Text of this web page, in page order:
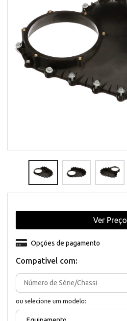
Compativel com:
ou selecione um modelo:
Opções de pagamento
Ver Preço